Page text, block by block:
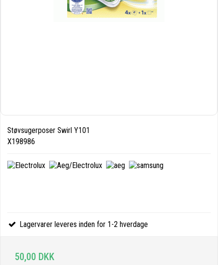
Støvsugerposer Swirl Y101
X198986
Lagervarer leveres inden for 1-2 hverdage
50,00 DKK